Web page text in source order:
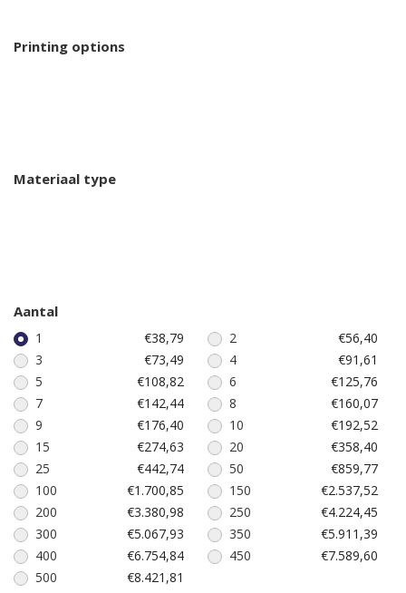
Printing options
Materiaal type
Aantal
1 €38,79 2
€56,40
3
€73,49 4
€91,61
5
€108,82 6
€125,76
7
€142,44 8
€160,07
9
€176,40 10
€192,52
15
€274,63 20
€358,40
25
€442,74 50
€859,77
100
€1.700,85 150
€2.537,52
200
€3.380,98 250
€4.224,45
300
€5.067,93 350
€5.911,39
400
€6.754,84 450
€7.589,60
500
€8.421,81